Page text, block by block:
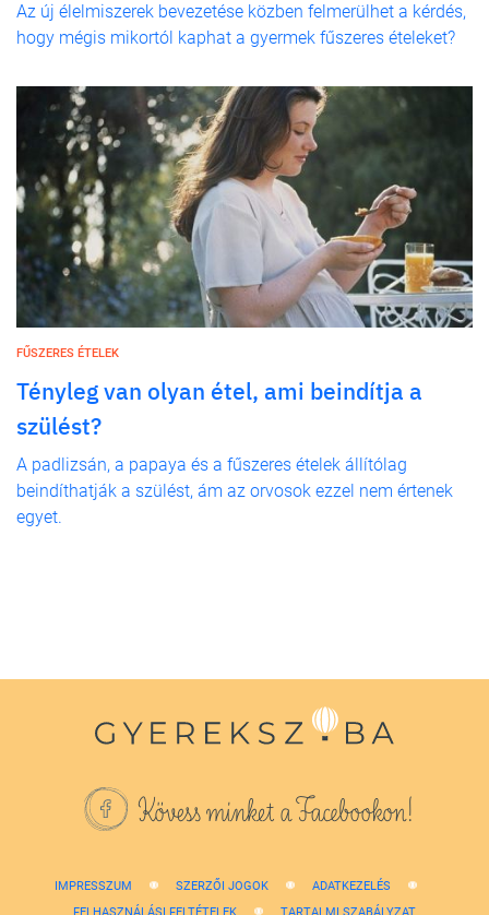
Az új élelmiszerek bevezetése közben felmerülhet a kérdés,
hogy mégis mikortól kaphat a gyermek fűszeres ételeket?
FŰSZERES ÉTELEK
Tényleg van olyan étel, ami beindítja a
szülést?
A padlizsán, a papaya és a fűszeres ételek állítólag
beindíthatják a szülést, ám az orvosok ezzel nem értenek
egyet.
Kövess minket a Facebookon!
IMPRESSZUM SZERZŐI JOGOK
ADATKEZELÉS